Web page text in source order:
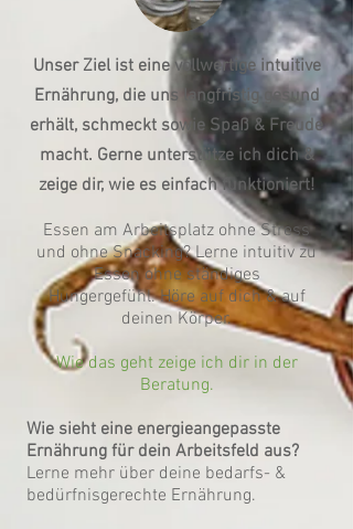
Unser Ziel ist eine vollwertige intuitive
Ernährung, die uns langfristig gesund
erhält, schmeckt sowie Spaß & Freude
macht. Gerne unterstütze ich dich &
zeige dir, wie es einfach funktioniert!
Essen am Arbeitsplatz ohne Stress
und ohne Snacking?Lerne intuitiv zu
Essen ohne ständiges
Hungergefühl.Höre auf dich & auf
deinen Körper.
Wie das geht zeige ich dir in der
Beratung.
Wie sieht eine energieangepasste
Ernährung für dein Arbeitsfeld aus?
Lerne mehr über deine bedarfs- &
bedürfnisgerechte Ernährung.